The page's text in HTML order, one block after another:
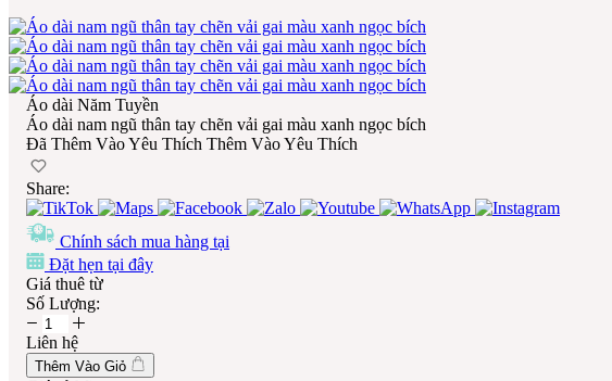
Áo dài Năm Tuyền
Áo dài nam ngũ thân tay chẽn vải gai màu xanh ngọc bích
Đã Thêm Vào Yêu Thích Thêm Vào Yêu Thích
Share:
Chính sách mua hàng tại
Đặt hẹn tại đây
Giá thuê từ
Số Lượng:
Liên hệ
Thêm Vào Giỏ